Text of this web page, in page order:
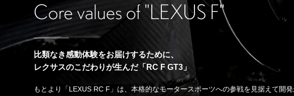
Core values of "LEXUS F"
比類なき感動体験をお届けするために、
レクサスのこだわりが生んだ「RC F GT3」
もとより「LEXUS RC F」は、本格的なモータースポーツへの参戦を見据えて開発